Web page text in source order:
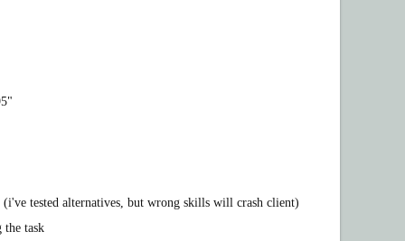
tested alternatives, but wrong skills will crash client)
the task